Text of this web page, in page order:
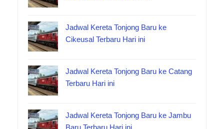
Jadwal Kereta Tonjong Baru ke
Cikeusal Terbaru Hari ini
Jadwal Kereta Tonjong Baru ke Catang
Terbaru Hari ini
Jadwal Kereta Tonjong Baru ke Jambu
Baru Terbaru Hari ini